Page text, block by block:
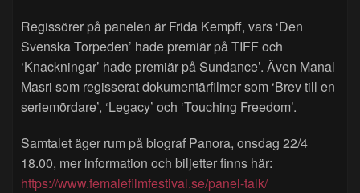
Regissörer på panelen är Frida Kempff, vars ‘Den
Svenska Torpeden’ hade premiär på TIFF och
‘Knackningar’ hade premiär på Sundance’. Även Manal
Masri som regisserat dokumentärfilmer som ‘Brev till en
seriemördare’, ‘Legacy’ och ‘Touching Freedom’.
Samtalet äger rum på biograf Panora, onsdag 22/4
18.00, mer information och biljetter finns här:
https://www.femalefilmfestival.se/panel-talk/